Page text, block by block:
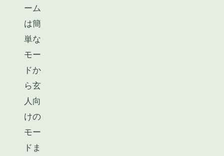
ーム
は簡
単な
モー
ドか
ら玄
人向
けの
モー
ドま